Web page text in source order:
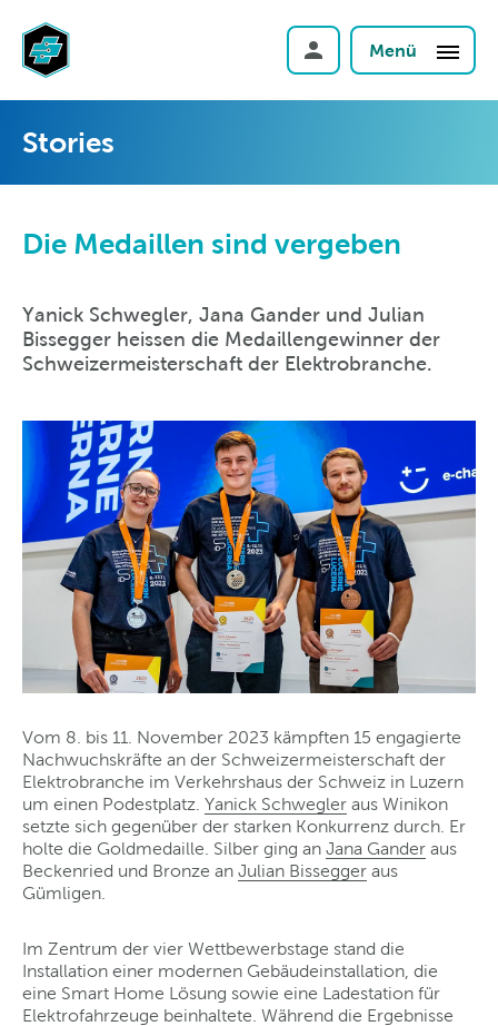
Menü
Stories
Die Medaillen sind vergeben
Yanick Schwegler, Jana Gander und Julian
Bissegger heissen die Medaillengewinner der
Schweizermeisterschaft der Elektrobranche.
Vom 8. bis 11. November 2023 kämpften 15 engagierte
Nachwuchskräfte an der Schweizermeisterschaft der
Elektrobranche im Verkehrshaus der Schweiz in Luzern
um einen Podestplatz. Yanick Schwegler aus Winikon
setzte sich gegenüber der starken Konkurrenz durch. Er
holte die Goldmedaille. Silber ging an Jana Gander aus
Beckenried und Bronze an Julian Bissegger aus
Gümligen.
Im Zentrum der vier Wettbewerbstage stand die
Installation einer modernen Gebäudeinstallation, die
eine Smart Home Lösung sowie eine Ladestation für
Elektrofahrzeuge beinhaltete. Während die Ergebnisse